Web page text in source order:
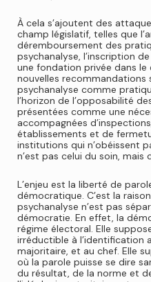
À cela s’ajoutent des
champ législatif, telles que
déremboursement des
psychanalyse, l’inscription
une fondation privée dans
nouvelles recommandations
psychanalyse comme
l’horizon de l’opposabilité
présentées comme une
accompagnées
établissements et de
institutions qui n’obéissent
n’est pas celui du soin, mais
L’enjeu est la liberté de
démocratique. C’est la
psychanalyse n’est pas
démocratie. En effet, la
régime électoral. Elle
irréductible à l’identification
majoritaire, et au chef. Elle
où la parole puisse se dire
du résultat, de la norme et